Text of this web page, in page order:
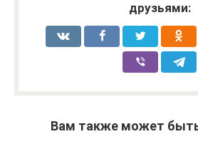
друзьями:
Вам также может